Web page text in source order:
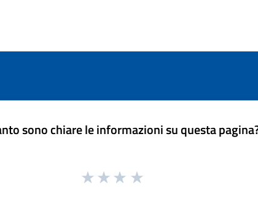
sono chiare le informazioni su questa